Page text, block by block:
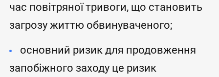
час повітряної тривоги, що становить
загрозу життю обвинуваченого;
основний ризик для продовження
запобіжного заходу це ризик